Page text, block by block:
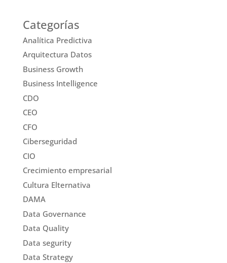
Categorías
Analítica Predictiva
Arquitectura Datos
Business Growth
Business Intelligence
CDO
CEO
CFO
Ciberseguridad
CIO
Crecimiento empresarial
Cultura Elternativa
DAMA
Data Governance
Data Quality
Data segurity
Data Strategy